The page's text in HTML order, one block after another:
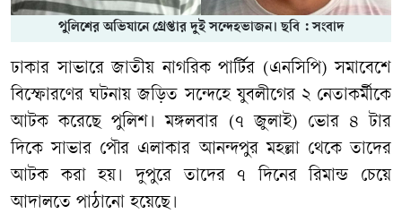
পুলিশের অভিযানে গ্রেপ্তার দুই সন্দেহভাজন। ছবি : সংবাদ
ঢাকার সাভারে জাতীয় নাগরিক পার্টির (এনসিপি) সমাবেশে
বিস্ফোরণের ঘটনায় জড়িত সন্দেহে যুবলীগের ২ নেতাকর্মীকে
আটক করেছে পুলিশ। মঙ্গলবার (৭ জুলাই) ভোর ৪ টার
দিকে সাভার পৌর এলাকার আনন্দপুর মহল্লা থেকে তাদের
আটক করা হয়। দুপুরে তাদের ৭ দিনের রিমান্ড চেয়ে
আদালতে পাঠানো হয়েছে।